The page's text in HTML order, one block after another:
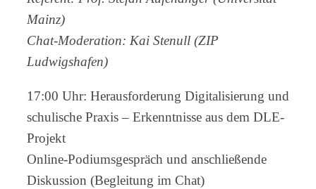
Mainz)
Chat-Moderation: Kai Stenull (ZIP
Ludwigshafen)
17:00 Uhr: Herausforderung Digitalisierung und
schulische Praxis – Erkenntnisse aus dem DLE-
Projekt
Online-Podiumsgespräch und anschließende
Diskussion (Begleitung im Chat)